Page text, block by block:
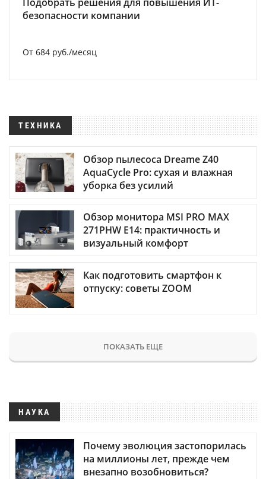
безопасности компании
От 684 руб./месяц
ТЕХНИКА
Обзор пылесоса Dreame Z40
AquaCycle Pro: сухая и влажная
уборка без усилий
Обзор монитора MSI PRO MAX
271PHW E14: практичность и
визуальный комфорт
Как подготовить смартфон к
отпуску: советы ZOOM
ПОКАЗАТЬ ЕЩЕ
НАУКА
Почему эволюция застопорилась
на миллионы лет, прежде чем
внезапно возобновиться?